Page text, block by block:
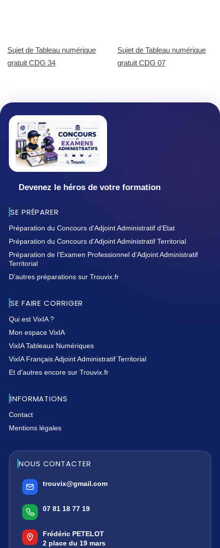
Sujet de Tableau numérique
gratuit CDG 34
Sujet de Tableau numérique
gratuit CDG 07
Devenez le héros de votre formation
SE PRÉPARER
Préparation du Concours d'Adjoint Administratif d'Etat
Préparation du Concours d'Adjoint Administratif Territorial
Préparation de l'Examen Professionnel d'Adjoint Administratif
Territorial
D'autres préparations sur Trouvix.fr
SE FAIRE CORRIGER
Qui est VixIA ?
Mon espace VixIA
VixIA Tableaux Numériques
VixIA Français Adjoint Administratif Territorial
Et d'autres encore sur Trouvix.fr
INFORMATIONS
Contact
Mentions légales
NOUS CONTACTER
trouvix@gmail.com
07 81 18 77 19
Frédéric PETELOT
2 place du 19 mars